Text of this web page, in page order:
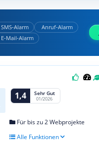
SMS‑Alarm
Anruf‑Alarm
E‑Mail‑Alarm
1,4 Sehr Gut
01/2026
Für bis zu 2 Webprojekte
Alle Funktionen